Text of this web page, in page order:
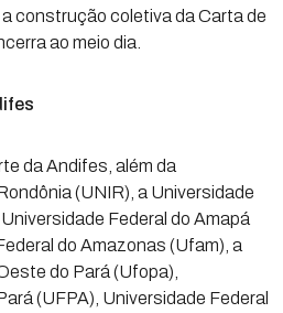
construção coletiva da Carta de
ao meio dia.
da Andifes, além da
(UNIR), a Universidade
Federal do Amapá
do Amazonas (Ufam), a
do Pará (Ufopa),
(UFPA), Universidade Federal